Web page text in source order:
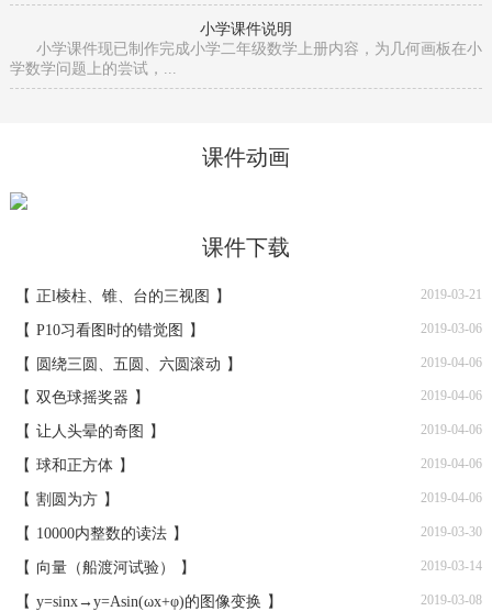
小学课件说明
小学课件现已制作完成小学二年级数学上册内容，为几何画板在小
学数学问题上的尝试，...
课件动画
课件下载
2019-03-21
【 正l棱柱、锥、台的三视图 】
2019-03-06
【 P10习看图时的错觉图 】
2019-04-06
【 圆绕三圆、五圆、六圆滚动 】
2019-04-06
【 双色球摇奖器 】
2019-04-06
【 让人头晕的奇图 】
2019-04-06
【 球和正方体 】
2019-04-06
【 割圆为方 】
2019-03-30
【 10000内整数的读法 】
2019-03-14
【 向量（船渡河试验） 】
2019-03-08
【 y=sinx→y=Asin(ωx+φ)的图像变换 】